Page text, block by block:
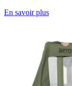
En savoir plus